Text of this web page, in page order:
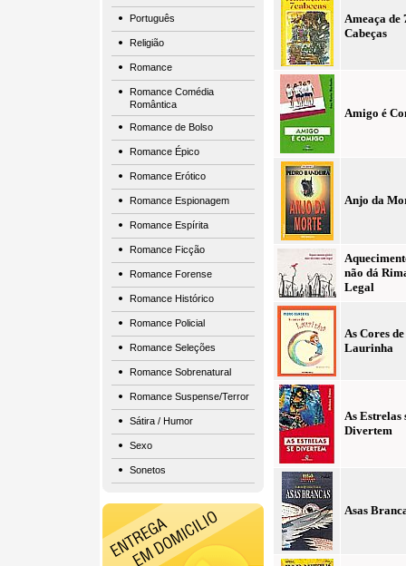
Português
Religião
Romance
Romance Comédia
Romântica
Romance de Bolso
Romance Épico
Romance Erótico
Romance Espionagem
Romance Espírita
Romance Ficção
Romance Forense
Romance Histórico
Romance Policial
Romance Seleções
Romance Sobrenatural
Romance Suspense/Terror
Sátira / Humor
Sexo
Sonetos
Ameaça de
Cabeças
Amigo é
Anjo da
não dá
Legal
As Cores de
Laurinha
As Estrelas
Divertem
Asas